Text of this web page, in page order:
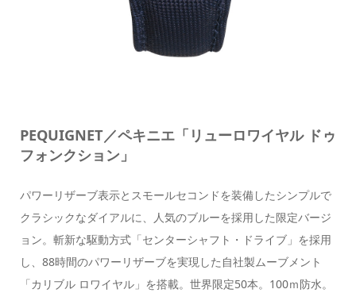
PEQUIGNET／ペキニエ「リューロワイヤル ドゥ
フォンクション」
パワーリザーブ表示とスモールセコンドを装備したシンプルで
クラシックなダイアルに、人気のブルーを採用した限定バージ
ョン。斬新な駆動方式「センターシャフト・ドライブ」を採用
し、88時間のパワーリザーブを実現した自社製ムーブメント
「カリブル ロワイヤル」を搭載。世界限定50本。100ｍ防水。